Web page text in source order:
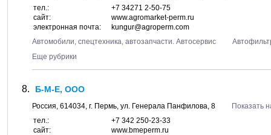
тел.:
+7 34271 2-50-75
сайт:
www.agromarket-perm.ru
электронная почта:
kungur@agroperm.com
Автомобили, спецтехника, автозапчасти. Автосервис
Еще рубрики
Б-М-Е, ООО
Россия, 614034, г. Пермь, ул. Генерала Панфилова, 8
Показать
тел.:
+7 342 250-23-33
сайт:
www.bmeperm.ru